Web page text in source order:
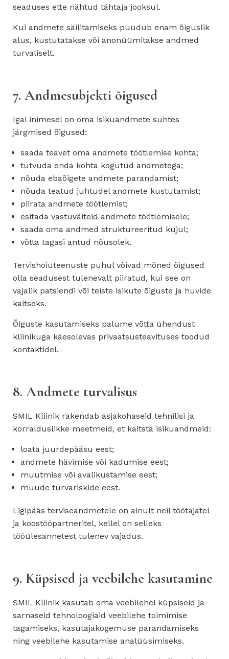
seaduses ette nähtud tähtaja jooksul.
Kui andmete säilitamiseks puudub enam õiguslik
alus, kustutatakse või anonüümitakse andmed
turvaliselt.
7. Andmesubjekti õigused
Igal inimesel on oma isikuandmete suhtes
järgmised õigused:
saada teavet oma andmete töötlemise kohta;
tutvuda enda kohta kogutud andmetega;
nõuda ebaõigete andmete parandamist;
nõuda teatud juhtudel andmete kustutamist;
piirata andmete töötlemist;
esitada vastuväiteid andmete töötlemisele;
saada oma andmed struktureeritud kujul;
võtta tagasi antud nõusolek.
Tervishoiuteenuste puhul võivad mõned õigused
olla seadusest tulenevalt piiratud, kui see on
vajalik patsiendi või teiste isikute õiguste ja huvide
kaitseks.
Õiguste kasutamiseks palume võtta ühendust
kliinikuga käesolevas privaatsusteavituses toodud
kontaktidel.
8. Andmete turvalisus
SMIL Kliinik rakendab asjakohaseid tehnilisi ja
korralduslikke meetmeid, et kaitsta isikuandmeid:
loata juurdepääsu eest;
andmete hävimise või kadumise eest;
muutmise või avalikustamise eest;
muude turvariskide eest.
Ligipääs terviseandmetele on ainult neil töötajatel
ja koostööpartneritel, kellel on selleks
tööülesannetest tulenev vajadus.
9. Küpsised ja veebilehe kasutamine
SMIL Kliinik kasutab oma veebilehel küpsiseid ja
sarnaseid tehnoloogiaid veebilehe toimimise
tagamiseks, kasutajakogemuse parandamiseks
ning veebilehe kasutamise analüüsimiseks.